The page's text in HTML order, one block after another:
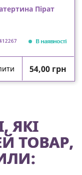
Пірат
В наявності
Ціна
54,00 грн
ЯКІ
ТОВАР,